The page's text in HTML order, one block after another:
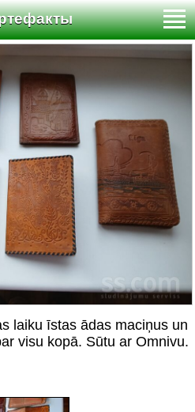
laiku īstas ādas maciņus un
visu kopā. Sūtu ar Omnivu.